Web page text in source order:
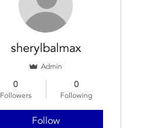
sherylbalmax
Admin
0
Followers
0
Following
Follow